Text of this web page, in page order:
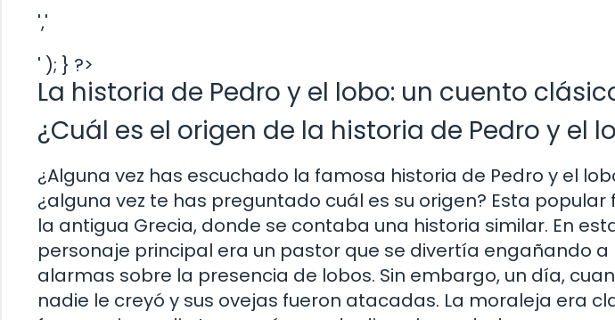
','
' ); } ?>
La historia de Pedro y el lobo: un cuento
¿Cuál es el origen de la historia de Pedro y el
¿Alguna vez has escuchado la famosa historia de Pedro y el
¿alguna vez te has preguntado cuál es su origen? Esta
la antigua Grecia, donde se contaba una historia similar. En
personaje principal era un pastor que se divertía engañando
alarmas sobre la presencia de lobos. Sin embargo, un día,
nadie le creyó y sus ovejas fueron atacadas. La moraleja era